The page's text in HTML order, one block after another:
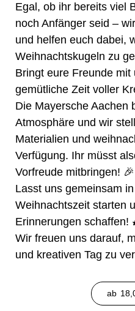
Egal, ob ihr bereits viel
noch Anfänger seid –
und helfen euch dabei,
Weihnachtskugeln zu
Bringt eure Freunde
gemütliche Zeit voller
Die Mayersche Aachen
Atmosphäre und wir
Materialien und
Verfügung. Ihr müsst
Vorfreude mitbringen! 🎉
Lasst uns gemeinsam
Weihnachtszeit starten
Erinnerungen schaffen!
Wir freuen uns darauf,
und kreativen Tag zu
ab